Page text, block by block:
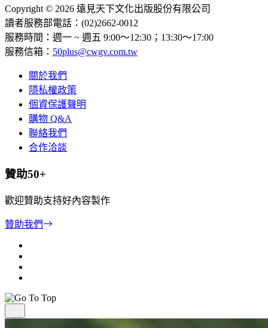
Copyright © 2026 遠見天下文化出版股份有限公司
讀者服務部電話：(02)2662-0012
服務時間：週一 ~ 週五 9:00～12:30；13:30～17:00
服務信箱： 50plus@cwgv.com.tw
關於我們
隱私權政策
個資保護聲明
購物 Q&A
聯絡我們
合作洽談
贊助50+
歡迎贊助支持好內容製作
贊助我們